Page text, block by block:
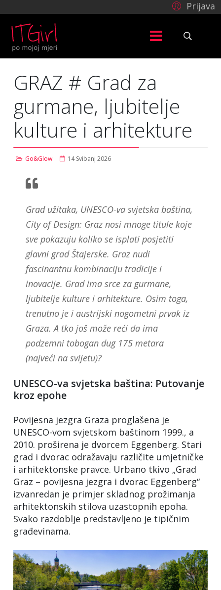
Prijava
GRAZ # Grad za
gurmane, ljubitelje
kulture i arhitekture
Go&Glow 14 Svibanj 2026
Grad užitaka, UNESCO-va svjetska baština,
City of Design: Graz nosi mnoge titule koje
sve pokazuju koliko se isplati posjetiti
glavni grad Štajerske. Graz nudi
fascinantnu kombinaciju tradicije i
inovacije. Grad ima srce za gurmane,
ljubitelje kulture i arhitekture. Osim toga,
trenutno je i austrijski nogometni prvak iz
Graza. A tko još može reći da ima
podzemni tobogan dug 175 metara
(najveći na svijetu)?
UNESCO-va svjetska baština: Putovanje
kroz epohe
Povijesna jezgra Graza proglašena je
UNESCO-vom svjetskom baštinom 1999., a
2010. proširena je dvorcem Eggenberg. Stari
grad i dvorac odražavaju različite umjetničke
i arhitektonske pravce. Urbano tkivo „Grad
Graz – povijesna jezgra i dvorac Eggenberg“
izvanredan je primjer skladnog prožimanja
arhitektonskih stilova uzastopnih epoha.
Svako razdoblje predstavljeno je tipičnim
građevinama.